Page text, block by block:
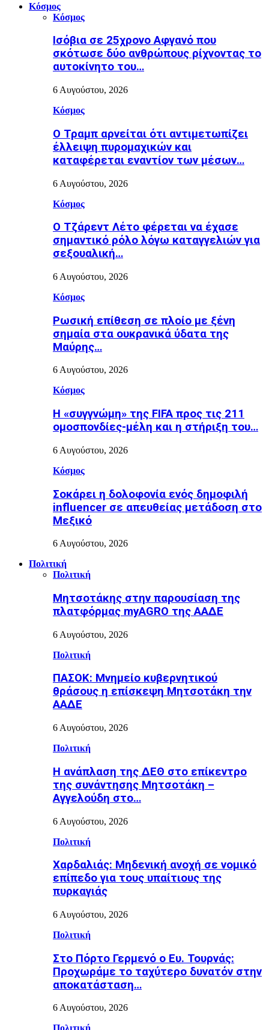
Κόσμος
Κόσμος
Ισόβια σε 25χρονο Αφγανό που
σκότωσε δύο ανθρώπους ρίχνοντας το
αυτοκίνητο του…
6 Αυγούστου, 2026
Κόσμος
Ο Τραμπ αρνείται ότι αντιμετωπίζει
έλλειψη πυρομαχικών και
καταφέρεται εναντίον των μέσων…
6 Αυγούστου, 2026
Κόσμος
Ο Τζάρεντ Λέτο φέρεται να έχασε
σημαντικό ρόλο λόγω καταγγελιών για
σεξουαλική…
6 Αυγούστου, 2026
Κόσμος
Ρωσική επίθεση σε πλοίο με ξένη
σημαία στα ουκρανικά ύδατα της
Μαύρης…
6 Αυγούστου, 2026
Κόσμος
Η «συγγνώμη» της FIFA προς τις 211
ομοσπονδίες-μέλη και η στήριξη του…
6 Αυγούστου, 2026
Κόσμος
Σοκάρει η δολοφονία ενός δημοφιλή
influencer σε απευθείας μετάδοση στο
Μεξικό
6 Αυγούστου, 2026
Πολιτική
Πολιτική
Μητσοτάκης στην παρουσίαση της
πλατφόρμας myAGRO της ΑΑΔΕ
6 Αυγούστου, 2026
Πολιτική
ΠΑΣΟΚ: Μνημείο κυβερνητικού
θράσους η επίσκεψη Μητσοτάκη την
ΑΑΔΕ
6 Αυγούστου, 2026
Πολιτική
Η ανάπλαση της ΔΕΘ στο επίκεντρο
της συνάντησης Μητσοτάκη –
Αγγελούδη στο…
6 Αυγούστου, 2026
Πολιτική
Χαρδαλιάς: Μηδενική ανοχή σε νομικό
επίπεδο για τους υπαίτιους της
πυρκαγιάς
6 Αυγούστου, 2026
Πολιτική
Στο Πόρτο Γερμενό ο Ευ. Τουρνάς:
Προχωράμε το ταχύτερο δυνατόν στην
αποκατάσταση…
6 Αυγούστου, 2026